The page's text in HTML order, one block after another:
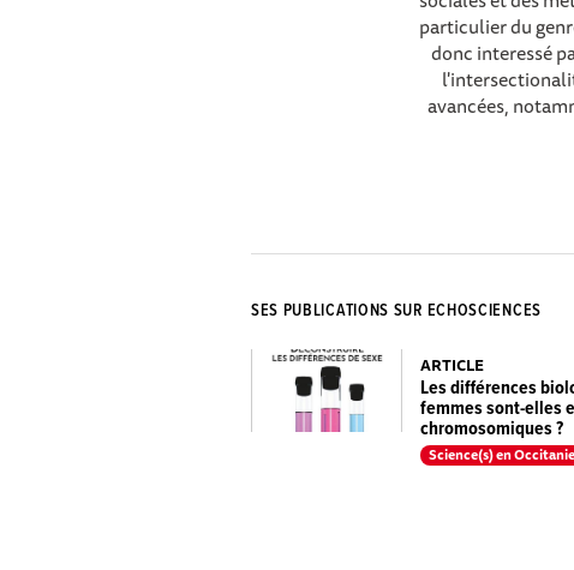
particulier du
donc interessé
avancées,
SES PUBLICATIONS SUR ECHOSCIENCES
ARTICLE
Les différences
femmes sont-elles
chromosomiques ?
Science(s) en Occitanie